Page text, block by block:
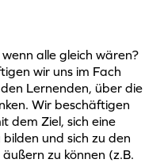
alle gleich wären?
wir uns im Fach
Lernenden, über die
Wir beschäftigen
dem Ziel, sich eine
und sich zu den
zu können (z.B.